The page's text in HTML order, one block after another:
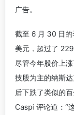
广告。
截至 6 月 30 日
美元，超过了
尽管今年股价上
技股为主的纳斯
后下跌了类似的
Caspi 评论道：“